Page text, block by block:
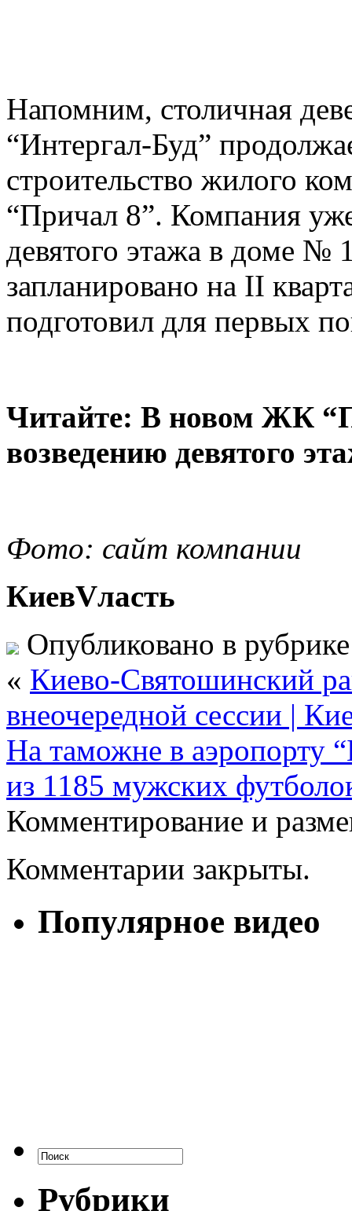
Напомним, столичная
“Интергал-Буд”
строительство жилого
“Причал 8”. Компания
девятого этажа в доме №
запланировано на II
подготовил для первых
Читайте: В новом ЖК
возведению девятого
Фото: сайт компании
КиевVласть
Опубликовано в
« Киево-Святошинский
внеочередной сессии |
На таможне в аэропорту
из 1185 мужских
Комментирование и
Комментарии закрыты.
Популярное видео
Рубрики